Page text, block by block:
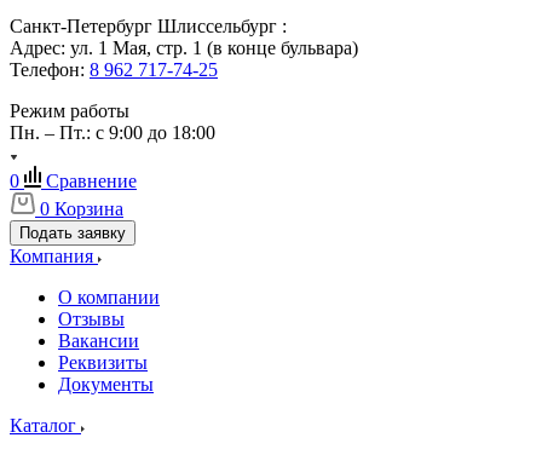
Санкт-Петербург Шлиссельбург :
Адрес: ул. 1 Мая, стр. 1 (в конце бульвара)
Телефон: 8 962 717-74-25
Режим работы
Пн. – Пт.: с 9:00 до 18:00
0
Сравнение
0 Корзина
Подать заявку
Компания
О компании
Отзывы
Вакансии
Реквизиты
Документы
Каталог